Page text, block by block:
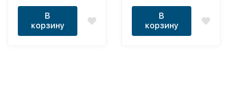
В
корзину
В
корзину